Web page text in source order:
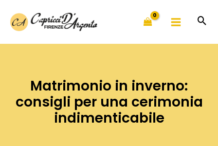
contenuto
Matrimonio in inverno:
consigli per una cerimonia
indimenticabile